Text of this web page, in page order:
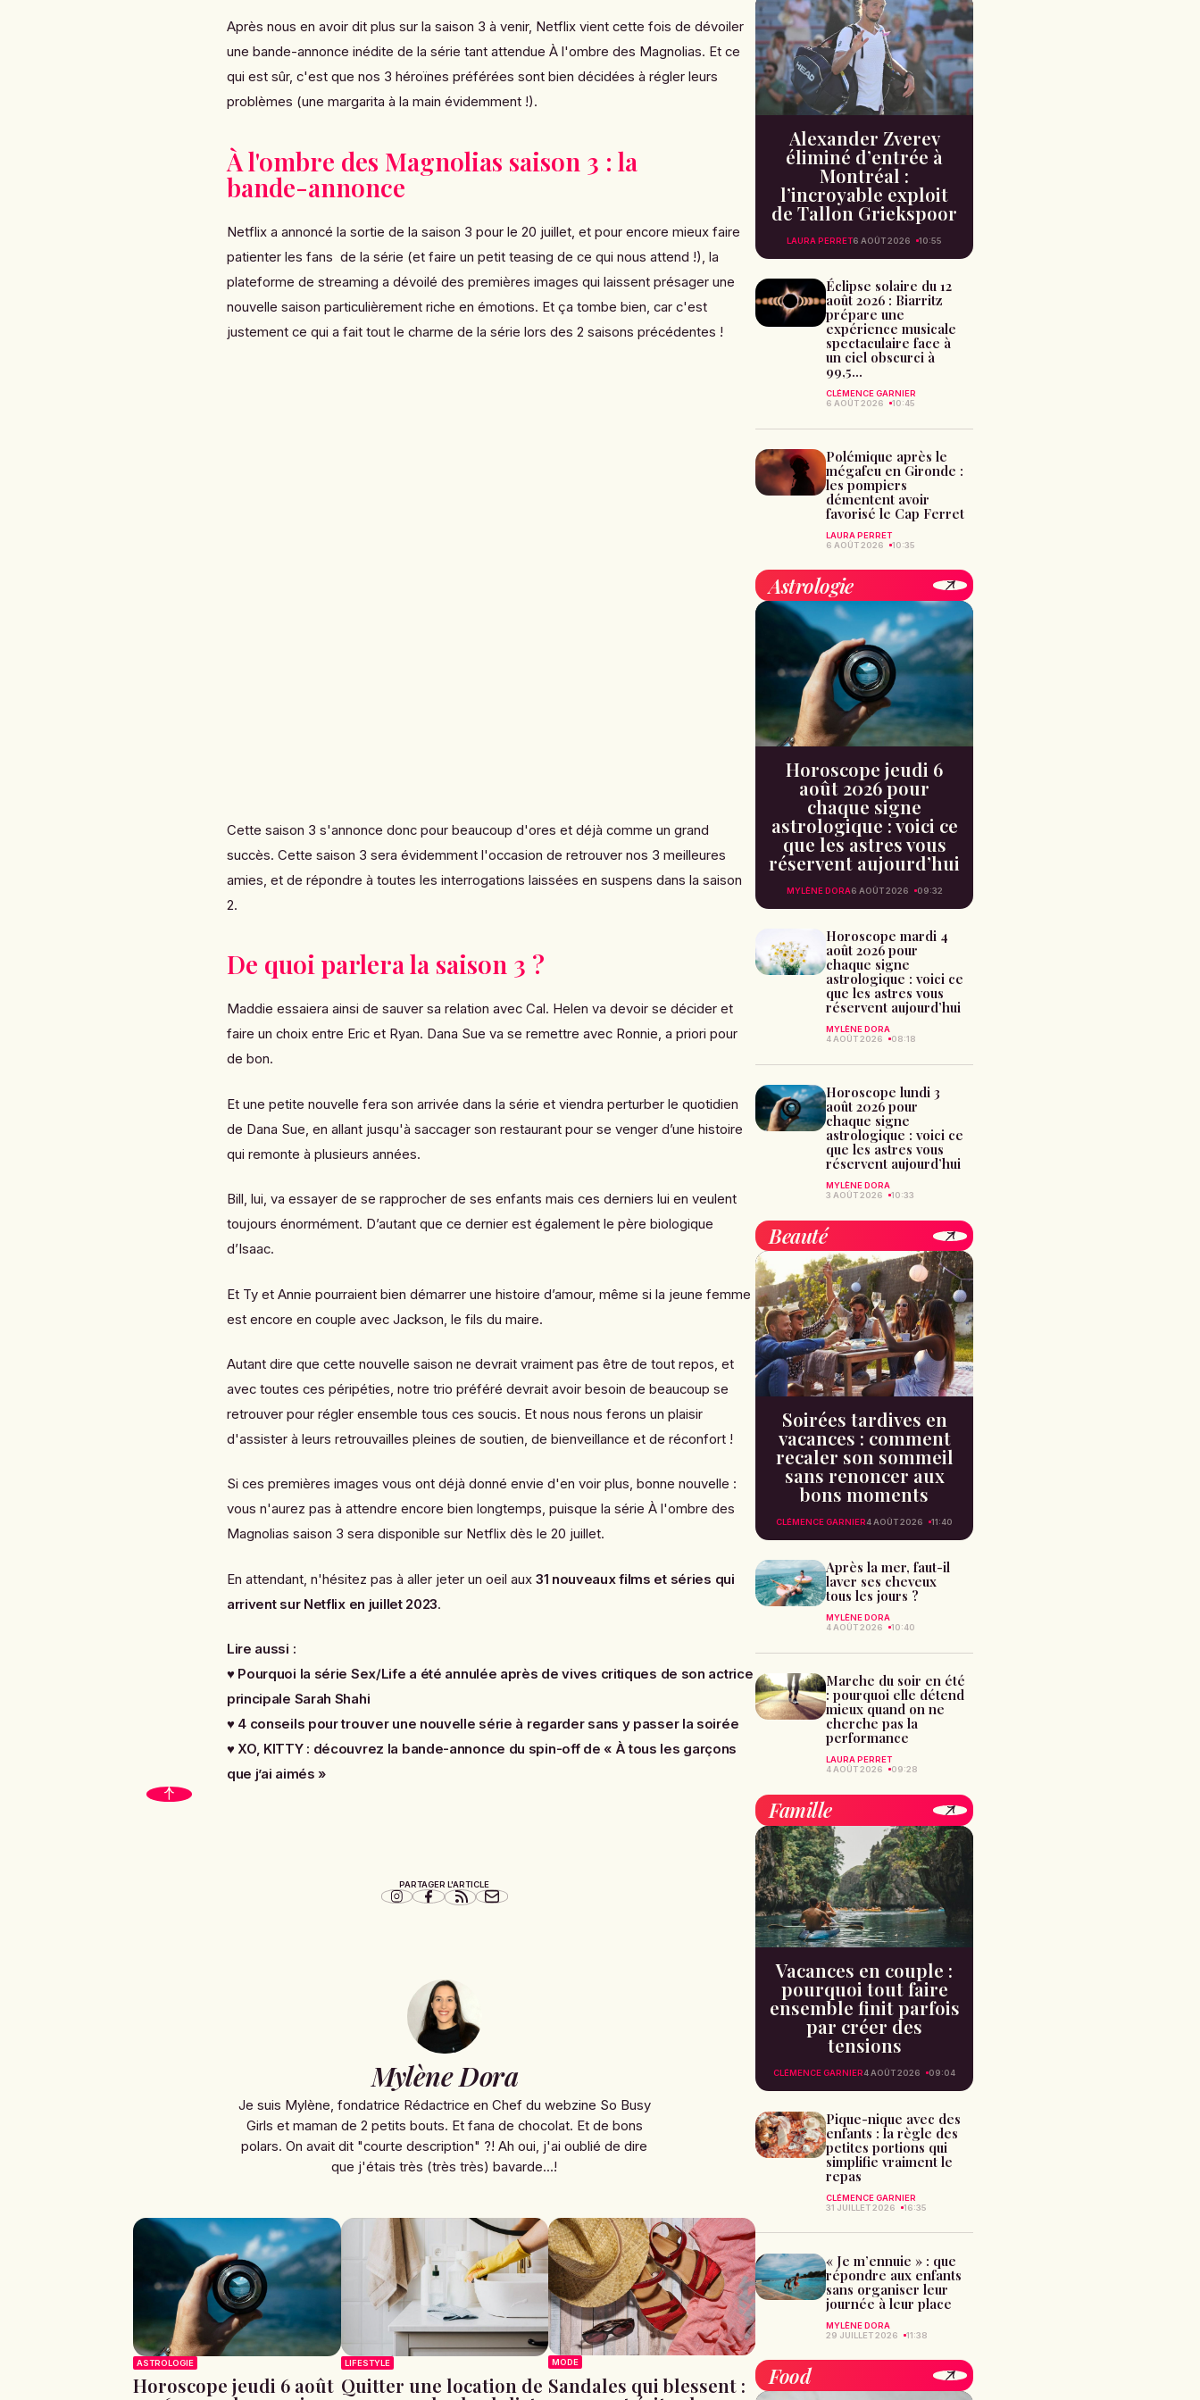
Après nous en avoir dit plus sur la saison 3 à venir, Netflix vient cette fois de dévoiler
une bande-annonce inédite de la série tant attendue À l'ombre des Magnolias. Et ce
qui est sûr, c'est que nos 3 héroïnes préférées sont bien décidées à régler leurs
problèmes (une margarita à la main évidemment !).
À l'ombre des Magnolias saison 3 : la
bande-annonce
Netflix a annoncé la sortie de la saison 3 pour le 20 juillet, et pour encore mieux faire
patienter les fans de la série (et faire un petit teasing de ce qui nous attend !), la
plateforme de streaming a dévoilé des premières images qui laissent présager une
nouvelle saison particulièrement riche en émotions. Et ça tombe bien, car c'est
justement ce qui a fait tout le charme de la série lors des 2 saisons précédentes !
Cette saison 3 s'annonce donc pour beaucoup d'ores et déjà comme un grand
succès. Cette saison 3 sera évidemment l'occasion de retrouver nos 3 meilleures
amies, et de répondre à toutes les interrogations laissées en suspens dans la saison
2.
De quoi parlera la saison 3 ?
Maddie essaiera ainsi de sauver sa relation avec Cal. Helen va devoir se décider et
faire un choix entre Eric et Ryan. Dana Sue va se remettre avec Ronnie, a priori pour
de bon.
Et une petite nouvelle fera son arrivée dans la série et viendra perturber le quotidien
de Dana Sue, en allant jusqu'à saccager son restaurant pour se venger d’une histoire
qui remonte à plusieurs années.
Bill, lui, va essayer de se rapprocher de ses enfants mais ces derniers lui en veulent
toujours énormément. D’autant que ce dernier est également le père biologique
d’Isaac.
Et Ty et Annie pourraient bien démarrer une histoire d’amour, même si la jeune femme
est encore en couple avec Jackson, le fils du maire.
Autant dire que cette nouvelle saison ne devrait vraiment pas être de tout repos, et
avec toutes ces péripéties, notre trio préféré devrait avoir besoin de beaucoup se
retrouver pour régler ensemble tous ces soucis. Et nous nous ferons un plaisir
d'assister à leurs retrouvailles pleines de soutien, de bienveillance et de réconfort !
Si ces premières images vous ont déjà donné envie d'en voir plus, bonne nouvelle :
vous n'aurez pas à attendre encore bien longtemps, puisque la série À l'ombre des
Magnolias saison 3 sera disponible sur Netflix dès le 20 juillet.
En attendant, n'hésitez pas à aller jeter un oeil aux 31 nouveaux films et séries qui
arrivent sur Netflix en juillet 2023.
Lire aussi :
♥ Pourquoi la série Sex/Life a été annulée après de vives critiques de son actrice
principale Sarah Shahi
♥ 4 conseils pour trouver une nouvelle série à regarder sans y passer la soirée
♥XO, KITTY : découvrez la bande-annonce du spin-off de « À tous les garçons
que j’ai aimés »
PARTAGER L'ARTICLE
Mylène Dora
Je suis Mylène, fondatrice Rédactrice en Chef du webzine So Busy
Girls et maman de 2 petits bouts. Et fana de chocolat. Et de bons
polars. On avait dit "courte description" ?! Ah oui, j'ai oublié de dire
que j'étais très (très très) bavarde...!
ASTROLOGIE
Horoscope jeudi 6 août
LIFESTYLE
Quitter une location de
MODE
Sandales qui blessent :
Alexander Zverev
éliminé d’entrée à
Montréal :
l’incroyable exploit
de Tallon Griekspoor
LAURA PERRET6 AOÛT 2026 10:55
Éclipse solaire du 12
août 2026 : Biarritz
prépare une
expérience musicale
spectaculaire face à
un ciel obscurci à
99,5...
CLÉMENCE GARNIER
6 AOÛT 2026
10:45
Polémique après le
mégafeu en Gironde :
les pompiers
démentent avoir
favorisé le Cap Ferret
LAURA PERRET
6 AOÛT 2026
10:35
Astrologie
Horoscope jeudi 6
août 2026 pour
chaque signe
astrologique : voici ce
que les astres vous
réservent aujourd’hui
MYLÈNE DORA6 AOÛT 2026 09:32
Horoscope mardi 4
août 2026 pour
chaque signe
astrologique : voici ce
que les astres vous
réservent aujourd’hui
MYLÈNE DORA
4 AOÛT 2026
08:18
Horoscope lundi 3
août 2026 pour
chaque signe
astrologique : voici ce
que les astres vous
réservent aujourd’hui
MYLÈNE DORA
3 AOÛT 2026
10:33
Beauté
Soirées tardives en
vacances : comment
recaler son sommeil
sans renoncer aux
bons moments
CLÉMENCE GARNIER4 AOÛT 2026 11:40
Après la mer, faut-il
laver ses cheveux
tous les jours ?
MYLÈNE DORA
4 AOÛT 2026
10:40
Marche du soir en été
: pourquoi elle détend
mieux quand on ne
cherche pas la
performance
LAURA PERRET
4 AOÛT 2026
09:28
Famille
Vacances en couple :
pourquoi tout faire
ensemble finit parfois
par créer des
tensions
CLÉMENCE GARNIER4 AOÛT 2026 09:04
Pique-nique avec des
enfants : la règle des
petites portions qui
simplifie vraiment le
repas
CLÉMENCE GARNIER
31 JUILLET 2026
16:35
« Je m’ennuie » : que
répondre aux enfants
sans organiser leur
journée à leur place
MYLÈNE DORA
29 JUILLET 2026
11:38
Food